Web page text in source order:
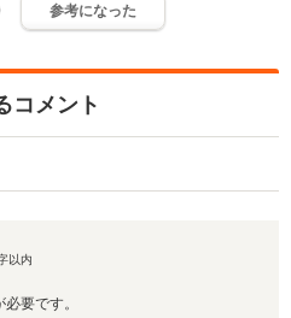
参考になった
コメント
以内
要です。